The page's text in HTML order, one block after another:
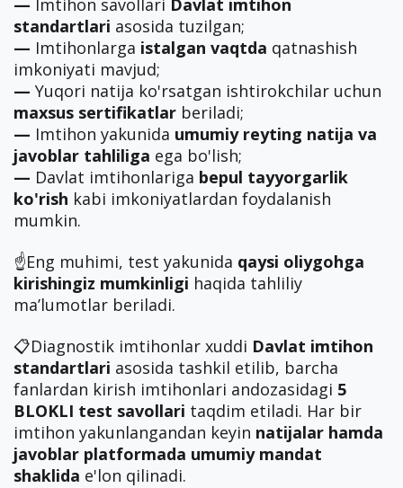
— Imtihon savollari Davlat imtihon
standartlari asosida tuzilgan;
— Imtihonlarga istalgan vaqtda qatnashish
imkoniyati mavjud;
— Yuqori natija ko'rsatgan ishtirokchilar uchun
maxsus sertifikatlar beriladi;
— Imtihon yakunida umumiy reyting natija va
javoblar tahliliga ega bo'lish;
— Davlat imtihonlariga bepul tayyorgarlik
ko'rish kabi imkoniyatlardan foydalanish
mumkin.
☝️Eng muhimi, test yakunida qaysi oliygohga
kirishingiz mumkinligi haqida tahliliy
ma’lumotlar beriladi.
📋Diagnostik imtihonlar xuddi Davlat imtihon
standartlari asosida tashkil etilib, barcha
fanlardan kirish imtihonlari andozasidagi 5
BLOKLI test savollari taqdim etiladi. Har bir
imtihon yakunlangandan keyin natijalar hamda
javoblar platformada umumiy mandat
shaklida e'lon qilinadi.